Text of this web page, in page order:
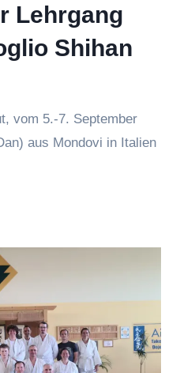
Lehrgang
Shihan
vom 5.-7. September
aus Mondovi in Italien